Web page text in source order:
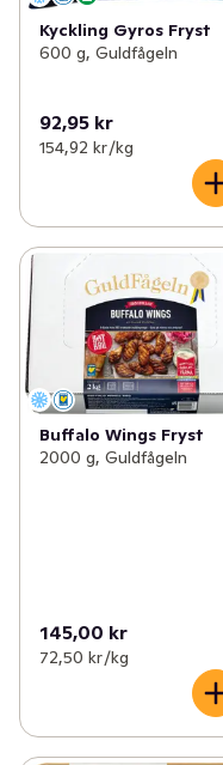
Kyckling Gyros Fryst
600 g, Guldfågeln
92,95 kr
154,92 kr /kg
Buffalo Wings Fryst
2000 g, Guldfågeln
145,00 kr
72,50 kr /kg